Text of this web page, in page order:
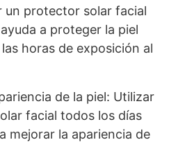
un protector solar facial
a proteger la piel
horas de exposición al
de la piel: Utilizar
facial todos los días
mejorar la apariencia de